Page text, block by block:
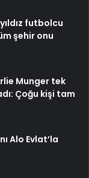
futbolcu
şehir onu
Munger tek
Çoğu kişi tam
Alo Evlat’la